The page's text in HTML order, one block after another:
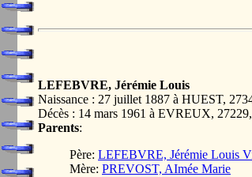
LEFEBVRE, Jérémie Louis
Naissance : 27 juillet 1887 à HUEST,
Décès : 14 mars 1961 à EVREUX,
Parents:
Père: LEFEBVRE, Jérémie Louis
Mère: PREVOST, AImée Marie